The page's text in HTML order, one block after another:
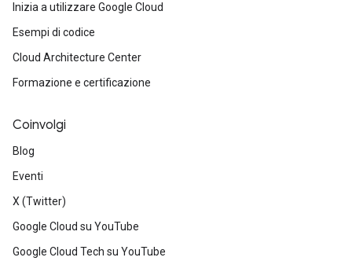
Inizia a utilizzare Google Cloud
Esempi di codice
Cloud Architecture Center
Formazione e certificazione
Coinvolgi
Blog
Eventi
X (Twitter)
Google Cloud su YouTube
Google Cloud Tech su YouTube